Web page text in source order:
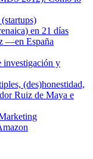
en 21 días
—en España
investigación y
(des)honestidad,
Ruiz de Maya e